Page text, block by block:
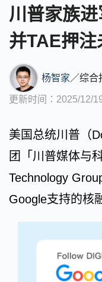
川普家族
并TAE押
杨智家 ／综合
更新时间：2025/12/
美国总统川普（
团「川普媒体与
Technology
Google支持的核